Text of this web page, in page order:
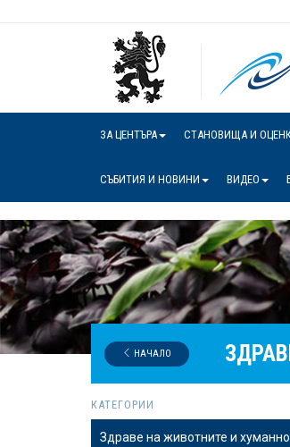
ЗА ЦЕНТЪРА СТАНОВИЩА И
СЪБИТИЯ И НОВИНИ ВИДЕО
НАЧАЛО
КАТЕГОРИИ
Здраве на животните и хуманно